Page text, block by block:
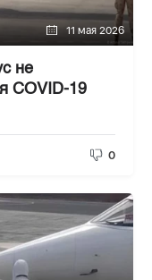
11 мая 2026
не
COVID-19
0